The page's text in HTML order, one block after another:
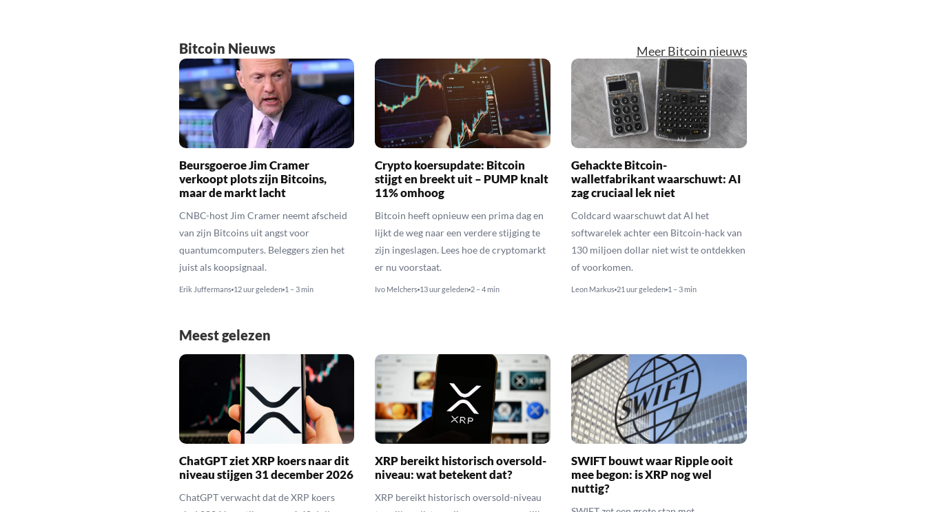
Bitcoin Nieuws Meer Bitcoin nieuws
Beursgoeroe Jim Cramer
verkoopt plots zijn Bitcoins,
maar de markt lacht
CNBC-host Jim Cramer neemt afscheid
van zijn Bitcoins uit angst voor
quantumcomputers. Beleggers zien het
juist als koopsignaal.
Erik Juffermans 12 uur geleden 1 – 3 min
Crypto koersupdate: Bitcoin
stijgt en breekt uit – PUMP knalt
11% omhoog
Bitcoin heeft opnieuw een prima dag en
lijkt de weg naar een verdere stijging te
zijn ingeslagen. Lees hoe de cryptomarkt
er nu voorstaat.
Ivo Melchers 13 uur geleden 2 – 4 min
Gehackte Bitcoin-
walletfabrikant waarschuwt: AI
zag cruciaal lek niet
Coldcard waarschuwt dat AI het
softwarelek achter een Bitcoin-hack van
130 miljoen dollar niet wist te ontdekken
of voorkomen.
Leon Markus 21 uur geleden 1 – 3 min
Meest gelezen
ChatGPT ziet XRP koers naar dit
niveau stijgen 31 december 2026
ChatGPT verwacht dat de XRP koers
XRP bereikt historisch oversold-
niveau: wat betekent dat?
XRP bereikt historisch oversold-niveau
SWIFT bouwt waar Ripple ooit
mee begon: is XRP nog wel
nuttig?